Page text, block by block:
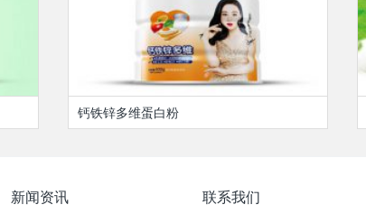
钙铁锌多维蛋白粉
新闻资讯 联系我们